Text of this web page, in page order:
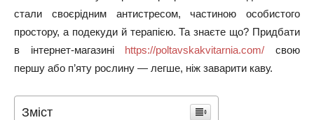
стали своєрідним антистресом, частиною особистого
простору, а подекуди й терапією. Та знаєте що? Придбати
в інтернет-магазині https://poltavskakvitarnia.com/ свою
першу або п’яту рослину — легше, ніж заварити каву.
Зміст